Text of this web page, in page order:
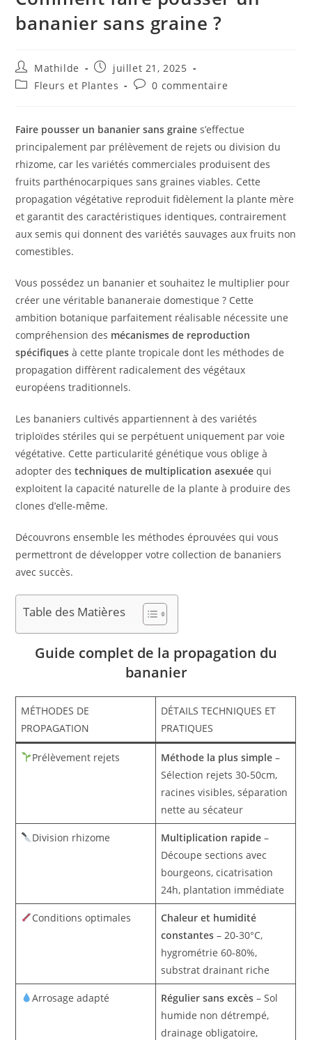
bananier sans graine ?
Mathilde
juillet 21, 2025
Fleurs et Plantes
0 commentaire
Faire pousser un bananier sans graine s’effectue
principalement par prélèvement de rejets ou division du
rhizome, car les variétés commerciales produisent des
fruits parthénocarpiques sans graines viables. Cette
propagation végétative reproduit fidèlement la plante mère
et garantit des caractéristiques identiques, contrairement
aux semis qui donnent des variétés sauvages aux fruits non
comestibles.
Vous possédez un bananier et souhaitez le multiplier pour
créer une véritable bananeraie domestique ? Cette
ambition botanique parfaitement réalisable nécessite une
compréhension des mécanismes de reproduction
spécifiques à cette plante tropicale dont les méthodes de
propagation diffèrent radicalement des végétaux
européens traditionnels.
Les bananiers cultivés appartiennent à des variétés
triploïdes stériles qui se perpétuent uniquement par voie
végétative. Cette particularité génétique vous oblige à
adopter destechniques de multiplication asexuée qui
exploitent la capacité naturelle de la plante à produire des
clones d’elle-même.
Découvrons ensemble les méthodes éprouvées qui vous
permettront de développer votre collection de bananiers
avec succès.
Table des Matières
Guide complet de la propagation du
bananier
MÉTHODES DE
PROPAGATION
DÉTAILS TECHNIQUES ET
PRATIQUES
Prélèvement rejets Méthode la plus simple –
Sélection rejets 30-50cm,
racines visibles, séparation
nette au sécateur
Division rhizome Multiplication rapide –
Découpe sections avec
bourgeons, cicatrisation
24h, plantation immédiate
Conditions optimales
Chaleur et humidité
constantes – 20-30°C,
hygrométrie 60-80%,
substrat drainant riche
Arrosage adapté Régulier sans excès – Sol
humide non détrempé,
drainage obligatoire,